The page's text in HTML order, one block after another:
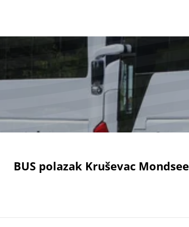
BUS polazak Kruševac Mondsee